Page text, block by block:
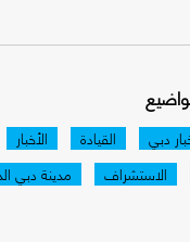
دبي القيادة الأخبار
الاستشراف مدينة دبي